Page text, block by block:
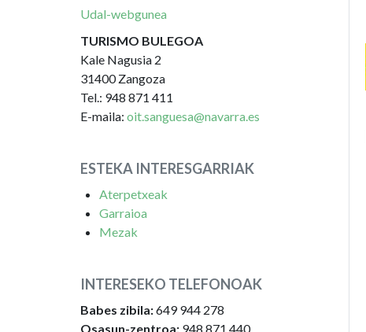
Udal-webgunea
TURISMO BULEGOA
Kale Nagusia 2
31400 Zangoza
Tel.: 948 871 411
E-maila: oit.sanguesa@navarra.es
ESTEKA INTERESGARRIAK
Aterpetxeak
Garraioa
Mezak
INTERESEKO TELEFONOAK
Babes zibila:649 944 278
Osasun-zentroa: 948 871 440